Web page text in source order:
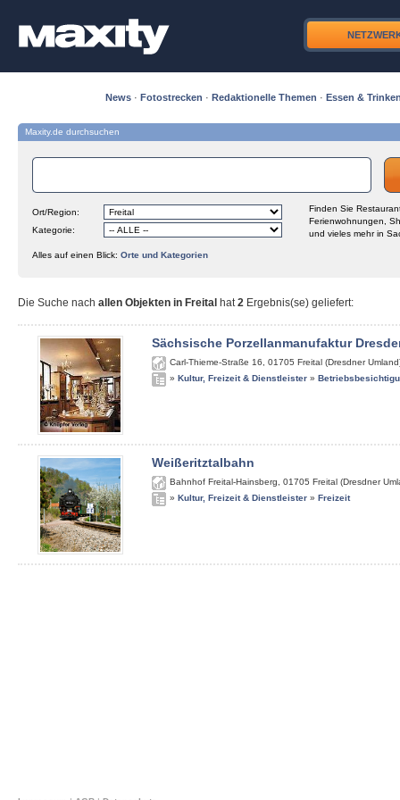
News · Fotostrecken · Redaktionelle Themen · Essen &
Maxity.de durchsuchen
Ort/Region:
Kategorie:
Finden Sie
Ferienwohnungen,
und vieles mehr in
Alles auf einen Blick: Orte und Kategorien
Die Suche nach allen Objekten in Freital hat2 Ergebnis(se) geliefert:
Sächsische Porzellanmanufaktur
Carl-Thieme-Straße 16 01705 Freital (Dresdner
» Kultur, Freizeit & Dienstleister »
Weißeritztalbahn
Bahnhof Freital-Hainsberg 01705 Freital (Dresdner
» Kultur, Freizeit & Dienstleister » Freizeit